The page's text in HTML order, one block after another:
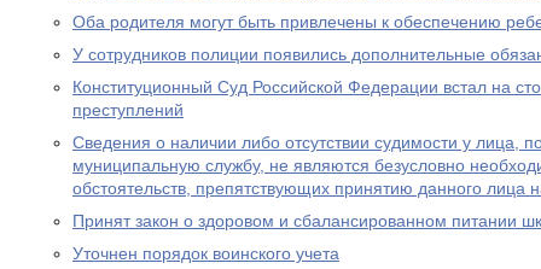
Оба родителя могут быть привлечены к обеспечению
У сотрудников полиции появились дополнительные
Конституционный Суд Российской Федерации встал на
преступлений
Сведения о наличии либо отсутствии судимости у лица,
муниципальную службу, не являются безусловно
обстоятельств, препятствующих принятию данного лица
Принят закон о здоровом и сбалансированном питании
Уточнен порядок воинского учета